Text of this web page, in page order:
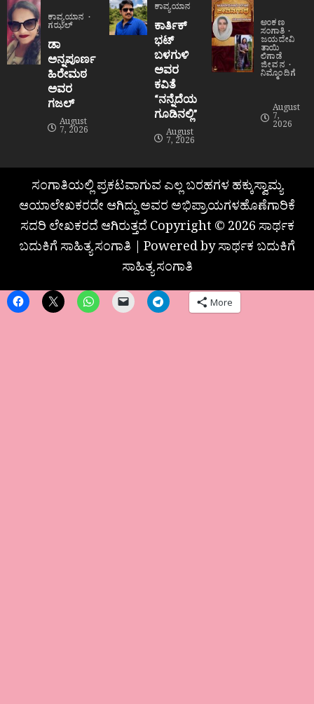
ಕಾವ್ಯಯಾನ
ಗಝಲ್
ಡಾ
ಅನ್ನಪೂರ್ಣ
ಹಿರೇಮಠ
ಅವರ
ಗಜಲ್
August
7, 2026
ಕಾವ್ಯಯಾನ
ಕಾರ್ತಿಕ್
ಭಟ್
ಬಳಗುಳಿ
ಅವರ
ಕವಿತೆ
“ನನ್ನೆದೆಯ
ಗೂಡಿನಲ್ಲಿ”
August
7, 2026
ಅಂಕಣ
ಸಂಗಾತಿ
ಜಯದೇವಿ
ತಾಯಿ
ಲಿಗಾಡೆ
ಜೀವನ
ನಿಮ್ಮೊಂದಿಗೆ
August
7,
2026
ಸಂಗಾತಿಯಲ್ಲಿ ಪ್ರಕಟವಾಗುವ ಎಲ್ಲ ಬರಹಗಳ ಹಕ್ಕುಸ್ವಾಮ್ಯ
ಆಯಾಲೇಖಕರದೇ ಆಗಿದ್ದು ಅವರ ಅಭಿಪ್ರಾಯಗಳಹೊಣೆಗಾರಿಕೆ
ಸದರಿ ಲೇಖಕರದೆ ಆಗಿರುತ್ತದೆ Copyright © 2026 ಸಾರ್ಥಕ
ಬದುಕಿಗೆ ಸಾಹಿತ್ಯ ಸಂಗಾತಿ | Powered by ಸಾರ್ಥಕ ಬದುಕಿಗೆ
ಸಾಹಿತ್ಯ ಸಂಗಾತಿ
More